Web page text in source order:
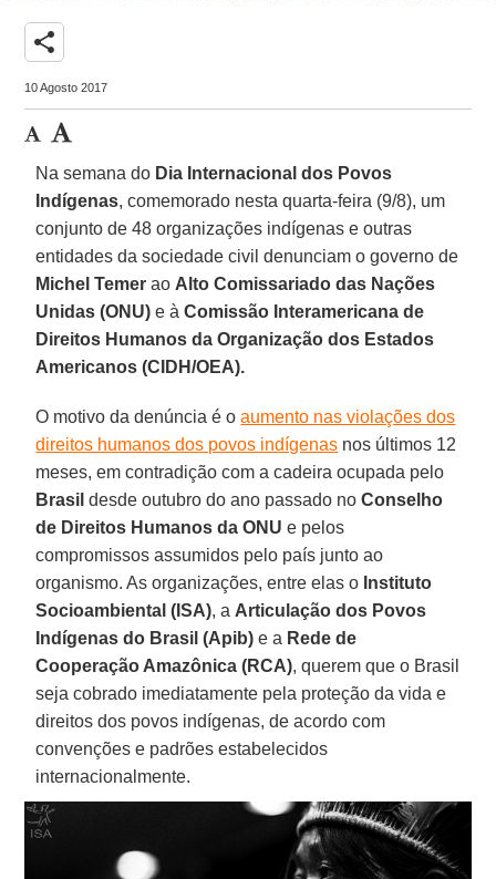
share
10 Agosto 2017
Na semana do Dia Internacional dos Povos
Indígenas, comemorado nesta quarta-feira (9/8), um
conjunto de 48 organizações indígenas e outras
entidades da sociedade civil denunciam o governo de
Michel Temer ao Alto Comissariado das Nações
Unidas (ONU) e àComissão Interamericana de
Direitos Humanos da Organização dos Estados
Americanos (CIDH/OEA).
O motivo da denúncia é oaumento nas violações dos
direitos humanos dos povos indígenas nos últimos 12
meses, em contradição com a cadeira ocupada pelo
Brasil desde outubro do ano passado noConselho
de Direitos Humanos da ONU e pelos
compromissos assumidos pelo país junto ao
organismo. As organizações, entre elas o Instituto
Socioambiental (ISA), a Articulação dos Povos
Indígenas do Brasil (Apib) e a Rede de
Cooperação Amazônica (RCA), querem que o Brasil
seja cobrado imediatamente pela proteção da vida e
direitos dos povos indígenas, de acordo com
convenções e padrões estabelecidos
internacionalmente.